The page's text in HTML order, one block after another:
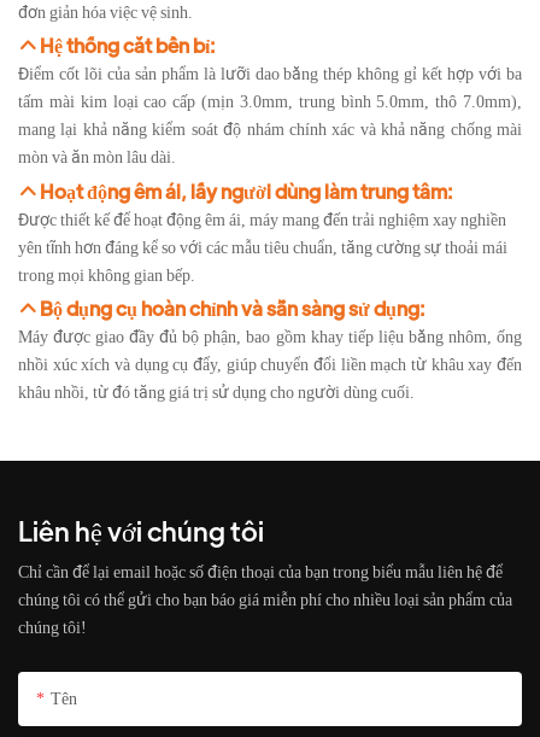
đơn giản hóa việc vệ sinh.
Hệ thống cắt bền bỉ:
Điểm cốt lõi của sản phẩm là lưỡi dao bằng thép không gỉ kết hợp với ba
tấm mài kim loại cao cấp (mịn 3.0mm, trung bình 5.0mm, thô 7.0mm),
mang lại khả năng kiểm soát độ nhám chính xác và khả năng chống mài
mòn và ăn mòn lâu dài.
Hoạt động êm ái, lấy người dùng làm trung tâm:
Được thiết kế để hoạt động êm ái, máy mang đến trải nghiệm xay nghiền
yên tĩnh hơn đáng kể so với các mẫu tiêu chuẩn, tăng cường sự thoải mái
trong mọi không gian bếp.
Bộ dụng cụ hoàn chỉnh và sẵn sàng sử dụng:
Máy được giao đầy đủ bộ phận, bao gồm khay tiếp liệu bằng nhôm, ống
nhồi xúc xích và dụng cụ đẩy, giúp chuyển đổi liền mạch từ khâu xay đến
khâu nhồi, từ đó tăng giá trị sử dụng cho người dùng cuối.
Liên hệ với chúng tôi
Chỉ cần để lại email hoặc số điện thoại của bạn trong biểu mẫu liên hệ để
chúng tôi có thể gửi cho bạn báo giá miễn phí cho nhiều loại sản phẩm của
chúng tôi!
Tên